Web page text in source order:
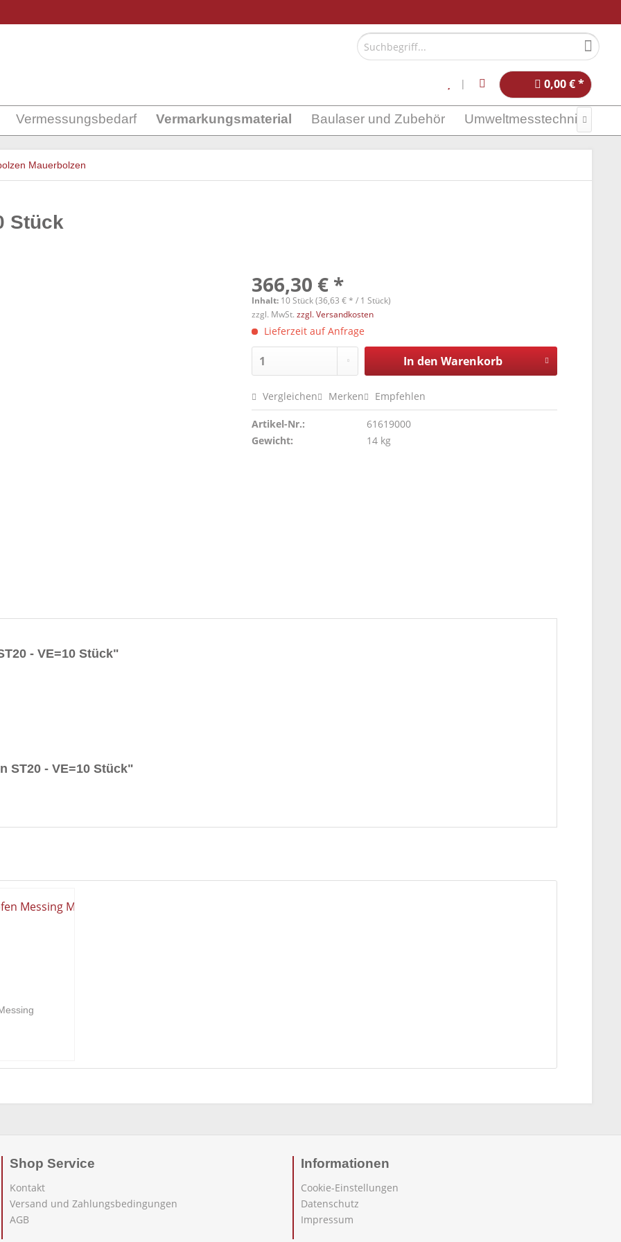
0,00 € *
Vermessungsbedarf Vermarkungsmaterial Baulaser und Zubehör Umweltmesstechnik
Mauerbolzen
Stück
366,30 € *
Inhalt: 10 Stück (36,63 € * / 1 Stück)
zzgl. MwSt.zzgl. Versandkosten
Lieferzeit auf Anfrage
In den Warenkorb
Vergleichen Merken Empfehlen
Artikel-Nr.:
61619000
Gewicht:
14 kg
- VE=10 Stück"
ST20 - VE=10 Stück"
Shop Service
Kontakt
Versand und Zahlungsbedingungen
AGB
Informationen
Cookie-Einstellungen
Datenschutz
Impressum